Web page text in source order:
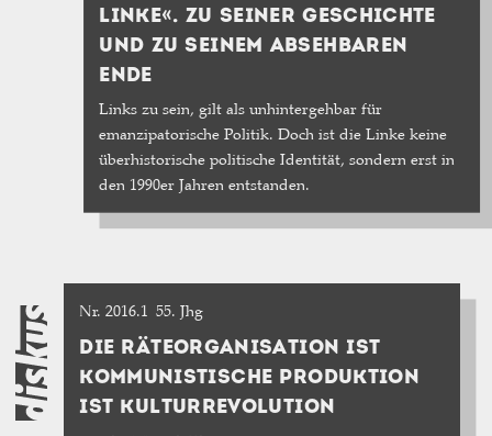
LINKE«. ZU SEINER GESCHICHTE
UND ZU SEINEM ABSEHBAREN
ENDE
Links zu sein, gilt als unhintergehbar für
emanzipatorische Politik. Doch ist die Linke keine
überhistorische politische Identität, sondern erst in
den 1990er Jahren entstanden.
Nr. 2016.1 55. Jhg
DIE RÄTEORGANISATION IST
KOMMUNISTISCHE PRODUKTION
IST KULTURREVOLUTION